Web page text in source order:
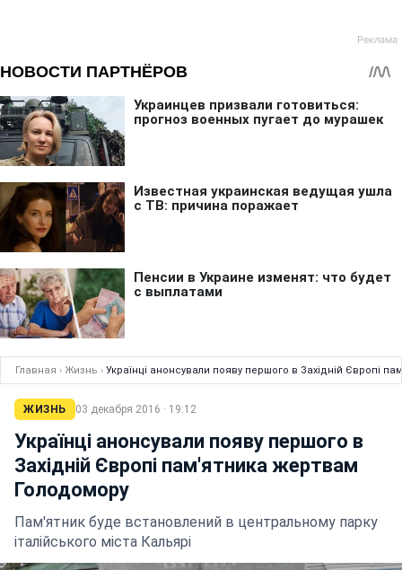
Главная › Жизнь › Українці анонсували появу першого в Західній Європі
ЖИЗНЬ 03 декабря 2016 · 19:12
Українці анонсували появу першого в
Західній Європі пам'ятника жертвам
Голодомору
Пам'ятник буде встановлений в центральному парку
італійського міста Кальярі